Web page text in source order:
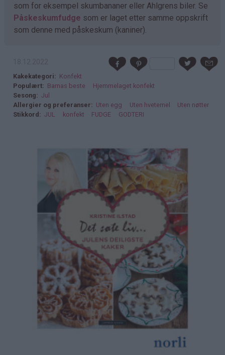
som for eksempel skumbananer eller Ahlgrens biler. Se
Påskeskumfudge som er laget etter samme oppskrift
som denne med påskeskum (kaniner).
Kakekategori
Konfekt
Populært
Barnas beste
Hjemmelaget konfekt
Sesong
Jul
Allergier og preferanser
Uten egg Uten hvetemel
Uten nøtter
Stikkord
JUL konfekt FUDGE GODTERI